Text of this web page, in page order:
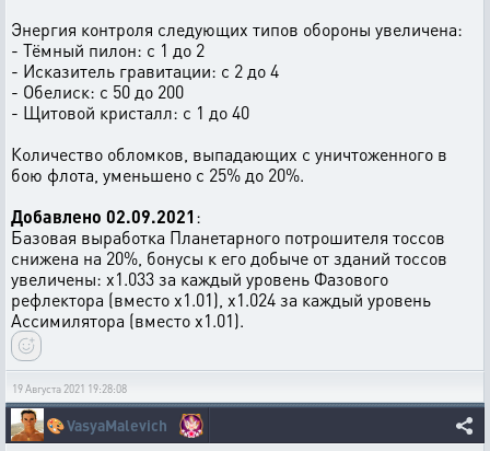
Энергия контроля следующих типов обороны увеличена:
- Тёмный пилон: с 1 до 2
- Исказитель гравитации: с 2 до 4
- Обелиск: с 50 до 200
- Щитовой кристалл: с 1 до 40
Количество обломков, выпадающих с уничтоженного в
бою флота, уменьшено с 25% до 20%.
Добавлено 02.09.2021:
Базовая выработка Планетарного потрошителя тоссов
снижена на 20%, бонусы к его добыче от зданий тоссов
увеличены: x1.033 за каждый уровень Фазового
рефлектора (вместо x1.01), x1.024 за каждый уровень
Ассимилятора (вместо x1.01).
19 Августа 2021 19:28:08
🎨VasyaMalevich